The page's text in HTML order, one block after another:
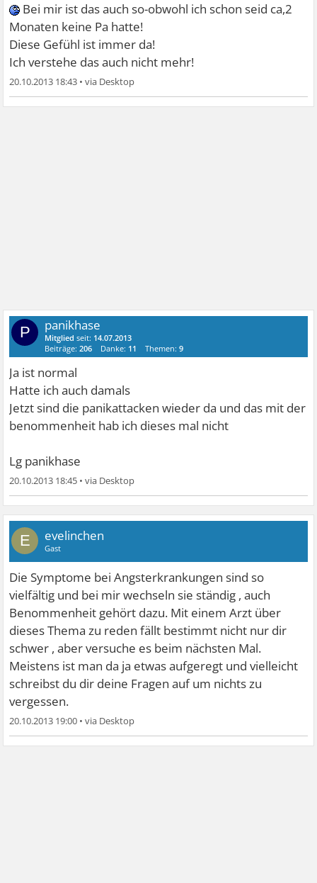
Bei mir ist das auch so-obwohl ich schon seid ca,2
Monaten keine Pa hatte!
Diese Gefühl ist immer da!
Ich verstehe das auch nicht mehr!
20.10.2013 18:43 •
P panikhase
Mitglied seit: 14.07.2013
Beiträge:206 Danke: 11 Themen:9
Ja ist normal
Hatte ich auch damals
Jetzt sind die panikattacken wieder da und das mit der
benommenheit hab ich dieses mal nicht
Lg panikhase
20.10.2013 18:45 •
E evelinchen
Gast
Die Symptome bei Angsterkrankungen sind so
vielfältig und bei mir wechseln sie ständig , auch
Benommenheit gehört dazu. Mit einem Arzt über
dieses Thema zu reden fällt bestimmt nicht nur dir
schwer , aber versuche es beim nächsten Mal.
Meistens ist man da ja etwas aufgeregt und vielleicht
schreibst du dir deine Fragen auf um nichts zu
vergessen.
20.10.2013 19:00 •